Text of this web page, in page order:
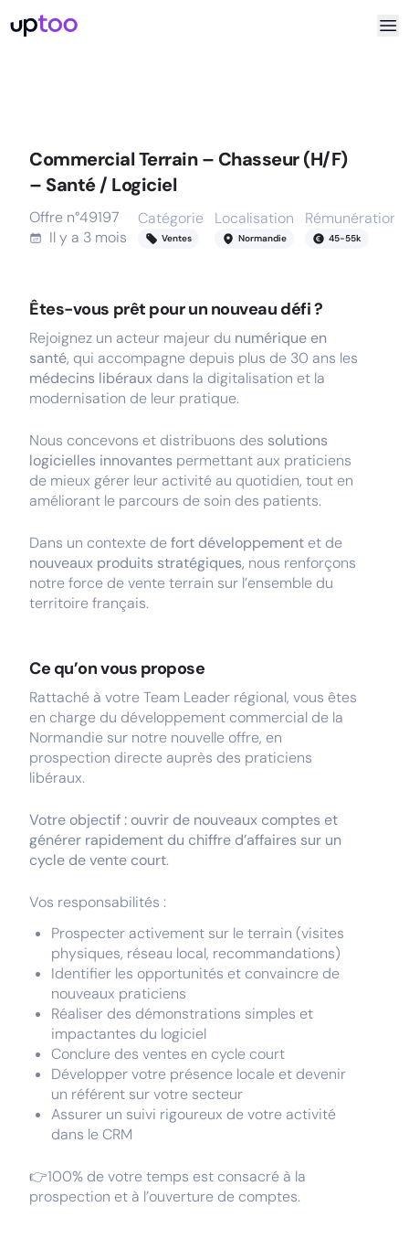
Commercial Terrain – Chasseur (H/F)
– Santé / Logiciel
Offre n°49197
Il y a 3 mois
Catégorie
Ventes
Localisation
Normandie
Rémunération
45-55k
Êtes-vous prêt pour un nouveau défi ?
Rejoignez un acteur majeur du numérique en
santé, qui accompagne depuis plus de 30 ans les
médecins libéraux dans la digitalisation et la
modernisation de leur pratique.
Nous concevons et distribuons des solutions
logicielles innovantes permettant aux praticiens
de mieux gérer leur activité au quotidien, tout en
améliorant le parcours de soin des patients.
Dans un contexte defort développement et de
nouveaux produits stratégiques, nous renforçons
notre force de vente terrain sur l’ensemble du
territoire français.
Ce qu’on vous propose
Rattaché à votre Team Leader régional, vous êtes
en charge du développement commercial de la
Normandie sur notre nouvelle offre, en
prospection directe auprès des praticiens
libéraux.
Votre objectif : ouvrir de nouveaux comptes et
générer rapidement du chiffre d’affaires sur un
cycle de vente court.
Vos responsabilités :
Prospecter activement sur le terrain (visites
physiques, réseau local, recommandations)
Identifier les opportunités et convaincre de
nouveaux praticiens
Réaliser des démonstrations simples et
impactantes du logiciel
Conclure des ventes en cycle court
Développer votre présence locale et devenir
un référent sur votre secteur
Assurer un suivi rigoureux de votre activité
dans le CRM
👉100% de votre temps est consacré à la
prospection et à l’ouverture de comptes.